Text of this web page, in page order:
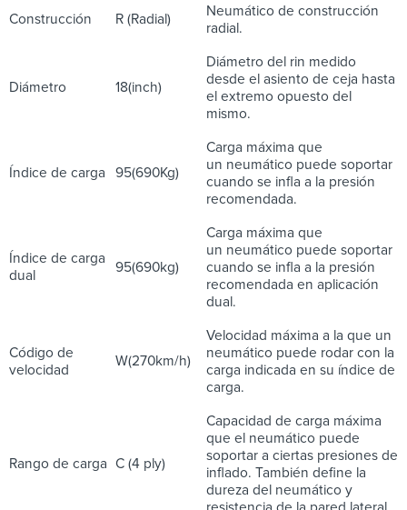
Construcción R (Radial)
Neumático de construcción
radial.
Diámetro 18(inch)
Diámetro del rin medido
desde el asiento de ceja hasta
el extremo opuesto del
mismo.
Índice de carga 95(690Kg)
Carga máxima que
un neumático puede soportar
cuando se infla a la presión
recomendada.
Índice de carga
dual
95(690kg)
Carga máxima que
un neumático puede soportar
cuando se infla a la presión
recomendada en aplicación
dual.
Código de
velocidad
W(270km/h)
Velocidad máxima a la que un
neumático puede rodar con la
carga indicada en su índice de
carga.
Rango de carga C (4 ply)
Capacidad de carga máxima
que el neumático puede
soportar a ciertas presiones de
inflado. También define la
dureza del neumático y